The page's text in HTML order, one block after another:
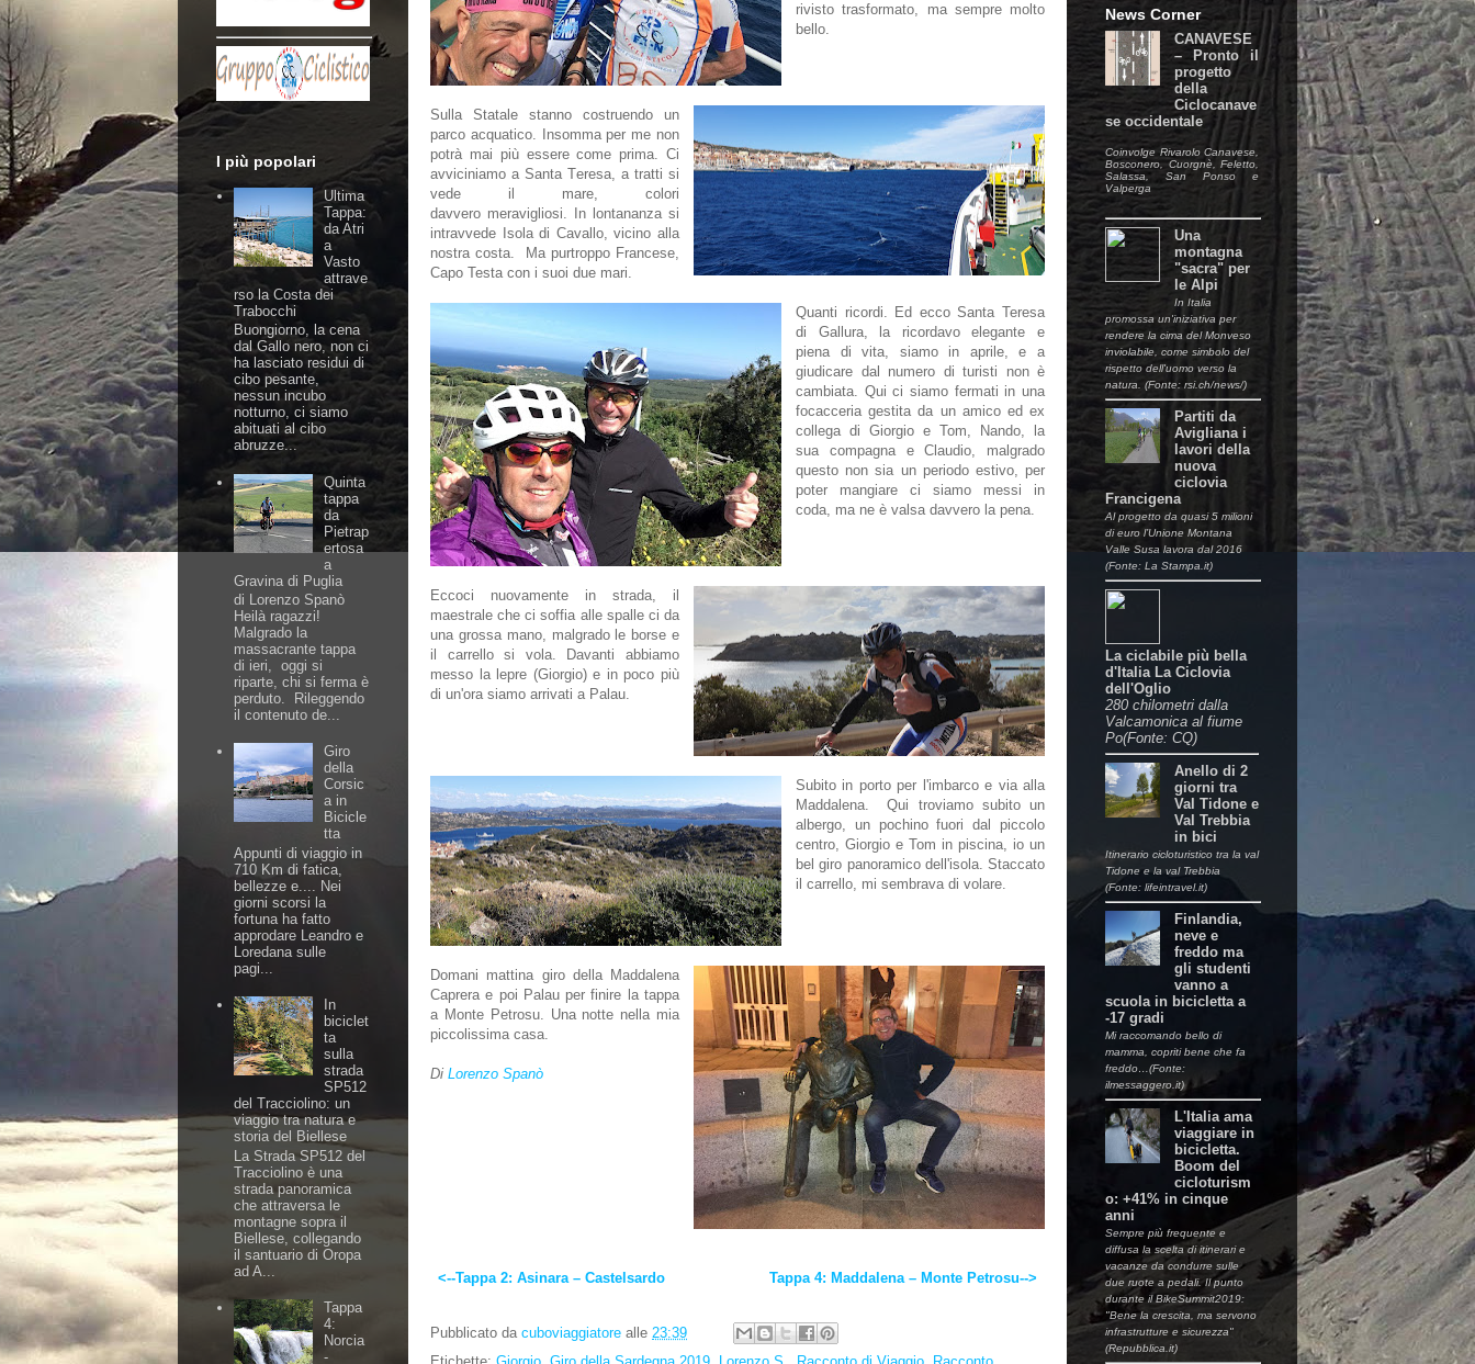
rivisto trasformato, ma sempre molto
bello.
Sulla Statale stanno costruendo un
parco acquatico. Insomma per me non
potrà mai più essere come prima. Ci
avviciniamo a Santa Teresa, a tratti si
vede il mare, colori
davvero meravigliosi. In lontananza si
intravvede Isola di Cavallo, vicino alla
nostra costa. Ma purtroppo Francese,
Capo Testa con i suoi due mari.
Quanti ricordi. Ed ecco Santa Teresa
di Gallura, la ricordavo elegante e
piena di vita, siamo in aprile, e a
giudicare dal numero di turisti non è
cambiata. Qui ci siamo fermati in una
focacceria gestita da un amico ed ex
collega di Giorgio e Tom, Nando, la
sua compagna e Claudio, malgrado
questo non sia un periodo estivo, per
poter mangiare ci siamo messi in
coda, ma ne è valsa davvero la pena.
Eccoci nuovamente in strada, il
maestrale che ci soffia alle spalle ci da
una grossa mano, malgrado le borse e
il carrello si vola. Davanti abbiamo
messo la lepre (Giorgio) e in poco più
di un'ora siamo arrivati a Palau.
Subito in porto per l'imbarco e via alla
Maddalena. Qui troviamo subito un
albergo, un pochino fuori dal piccolo
centro, Giorgio e Tom in piscina, io un
bel giro panoramico dell'isola. Staccato
il carrello, mi sembrava di volare.
Domani mattina giro della Maddalena
Caprera e poi Palau per finire la tappa
a Monte Petrosu. Una notte nella mia
piccolissima casa.
Di Lorenzo Spanò
<--Tappa 2: Asinara – Castelsardo Tappa 4: Maddalena – Monte Petrosu-->
Pubblicato da cuboviaggiatore alle 23:39
I più popolari
Ultima
Tappa:
da Atri
a
Vasto
attrave
rso la Costa dei
Trabocchi
Buongiorno, la cena
dal Gallo nero, non ci
ha lasciato residui di
cibo pesante,
nessun incubo
notturno, ci siamo
abituati al cibo
abruzze...
Quinta
tappa
da
Pietrap
ertosa
a
Gravina di Puglia
di Lorenzo Spanò
Heilà ragazzi!
Malgrado la
massacrante tappa
di ieri, oggi si
riparte, chi si ferma è
perduto. Rileggendo
il contenuto de...
Giro
della
Corsic
a in
Bicicle
tta
Appunti di viaggio in
710 Km di fatica,
bellezze e.... Nei
giorni scorsi la
fortuna ha fatto
approdare Leandro e
Loredana sulle
pagi...
In
biciclet
ta
sulla
strada
SP512
del Tracciolino: un
viaggio tra natura e
storia del Biellese
La Strada SP512 del
Tracciolino è una
strada panoramica
che attraversa le
montagne sopra il
Biellese, collegando
il santuario di Oropa
ad A...
Tappa
4:
Norcia
-
News Corner
CANAVESE
– Pronto il
progetto
della
Ciclocanave
se occidentale
Coinvolge Rivarolo Canavese,
Bosconero, Cuorgnè, Feletto,
Salassa, San Ponso e
Valperga
Una
montagna
"sacra" per
le Alpi
In Italia
promossa un'iniziativa per
rendere la cima del Monveso
inviolabile, come simbolo del
rispetto dell'uomo verso la
natura. (Fonte: rsi.ch/news/)
Partiti da
Avigliana i
lavori della
nuova
ciclovia
Francigena
Al progetto da quasi 5 milioni
di euro l’Unione Montana
Valle Susa lavora dal 2016
(Fonte: La Stampa.it)
La ciclabile più bella
d'Italia La Ciclovia
dell'Oglio
280 chilometri dalla
Valcamonica al fiume
Po(Fonte: CQ)
Anello di 2
giorni tra
Val Tidone e
Val Trebbia
in bici
Itinerario cicloturistico tra la val
Tidone e la val Trebbia
(Fonte: lifeintravel.it)
Finlandia,
neve e
freddo ma
gli studenti
vanno a
scuola in bicicletta a
-17 gradi
Mi raccomando bello di
mamma, copriti bene che fa
freddo…(Fonte:
ilmessaggero.it)
L'Italia ama
viaggiare in
bicicletta.
Boom del
cicloturism
o: +41% in cinque
anni
Sempre più frequente e
diffusa la scelta di itinerari e
vacanze da condurre sulle
due ruote a pedali. Il punto
durante il BikeSummit2019:
"Bene la crescita, ma servono
infrastrutture e sicurezza"
(Repubblica.it)